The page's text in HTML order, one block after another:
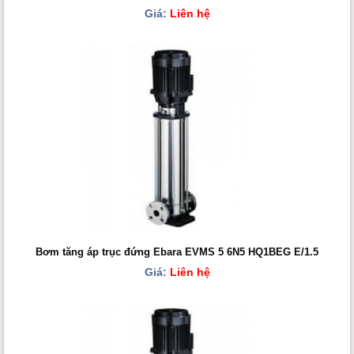
Giá: Liên hệ
Bơm tăng áp trục đứng Ebara EVMS 5 6N5 HQ1BEG E/1.5
Giá: Liên hệ